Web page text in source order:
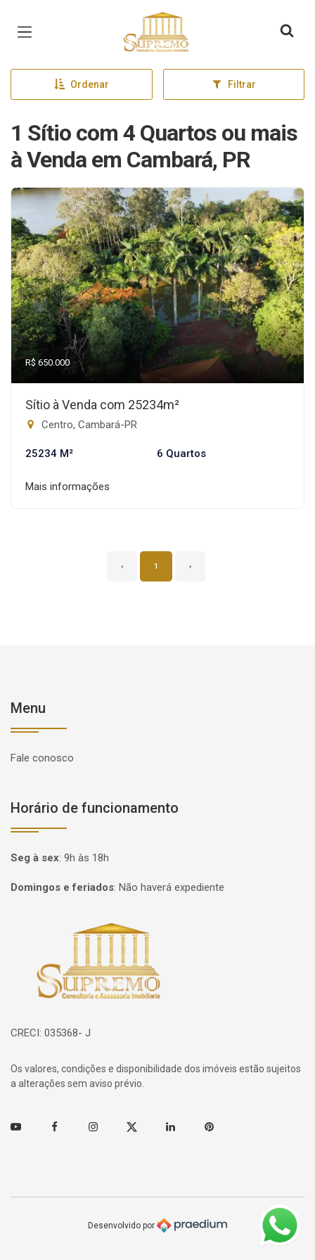
Página inicial
Ordenar Filtrar
1 Sítio com 4 Quartos ou mais
à Venda em Cambará, PR
R$ 650.000
Sítio à Venda com 25234m²
Centro, Cambará-PR
25234 M² 6 Quartos
Mais informações
‹ 1 ›
Menu
Fale conosco
Horário de funcionamento
Seg à sex: 9h às 18h
Domingos e feriados: Não haverá expediente
Página inicial
CRECI: 035368- J
Os valores, condições e disponibilidade dos imóveis estão sujeitos
a alterações sem aviso prévio.
Youtube FacebookInstagramTwitter Linkedin Pinterest
Desenvolvido por